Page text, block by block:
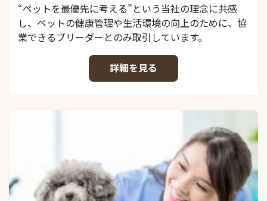
“ペットを最優先に考える”という当社の理念に共感
し、ペットの健康管理や生活環境の向上のために、協
業できるブリーダーとのみ取引しています。
詳細を見る